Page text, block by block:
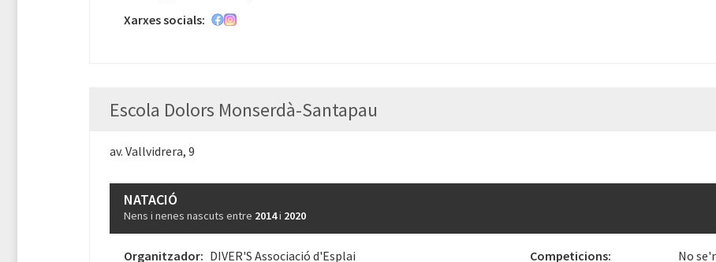
Xarxes socials:
Escola Dolors Monserdà-Santapau
av. Vallvidrera, 9
NATACIÓ
Nens i nenes nascuts entre 2014i 2020
Organitzador: DIVER'S Associació d'Esplai Competicions: No